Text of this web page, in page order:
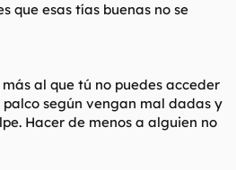
que esas tías buenas no se
al que tú no puedes acceder
según vengan mal dadas y
Hacer de menos a alguien no